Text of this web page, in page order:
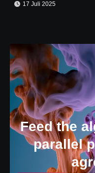
17 Juli 2025
Feed the
parallel